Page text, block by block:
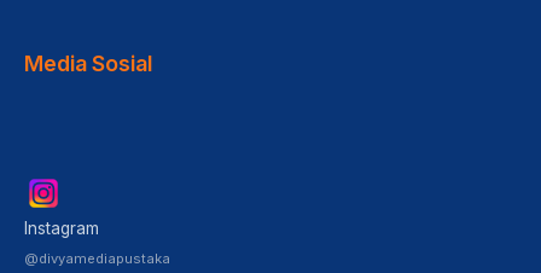
Media Sosial
Instagram
@divyamediapustaka